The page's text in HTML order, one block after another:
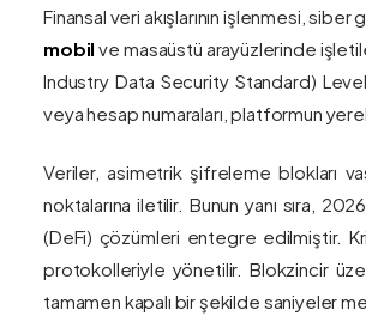
Finansal veri akışlarının işlenmesi,
mobil ve masaüstü arayüzlerinde
Industry Data Security Standard) Level
veya hesap numaraları, platformun
Veriler, asimetrik şifreleme blokları
noktalarına iletilir. Bunun yanı sıra,
(DeFi) çözümleri entegre edilmiştir.
protokolleriyle yönetilir. Blokzincir
tamamen kapalı bir şekilde saniyeler